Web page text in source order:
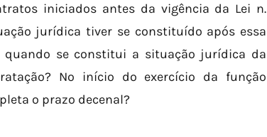
iniciados antes da vigência da Lei n.
jurídica tiver se constituído após essa
quando se constitui a situação jurídica da
No início do exercício da função
o prazo decenal?